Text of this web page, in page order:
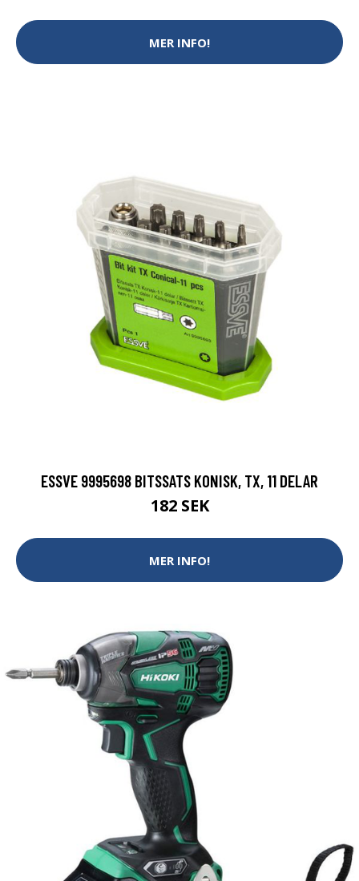
MER INFO!
ESSVE 9995698 BITSSATS KONISK, TX, 11 DELAR
182 SEK
MER INFO!